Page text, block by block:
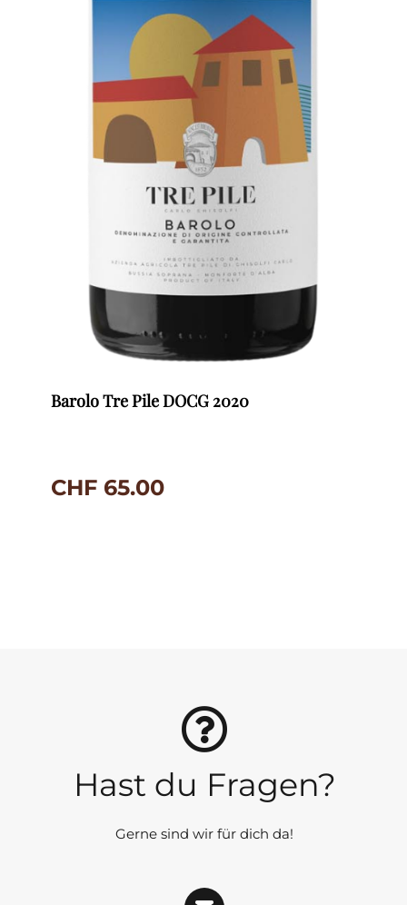
Barolo Tre Pile DOCG 2020
CHF 65.00
Hast du Fragen?
Gerne sind wir für dich da!